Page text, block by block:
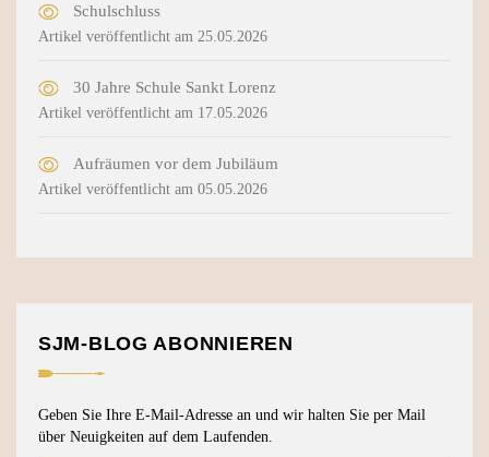
Schulschluss
Artikel veröffentlicht am 25.05.2026
30 Jahre Schule Sankt Lorenz
Artikel veröffentlicht am 17.05.2026
Aufräumen vor dem Jubiläum
Artikel veröffentlicht am 05.05.2026
SJM-BLOG ABONNIEREN
Geben Sie Ihre E-Mail-Adresse an und wir halten Sie per Mail
über Neuigkeiten auf dem Laufenden.